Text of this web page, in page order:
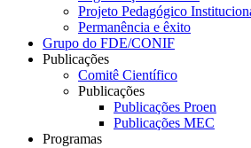
Projeto Pedagógico
Permanência e êxito
Grupo do FDE/CONIF
Publicações
Comitê Científico
Publicações
Publicações Proen
Publicações MEC
Programas